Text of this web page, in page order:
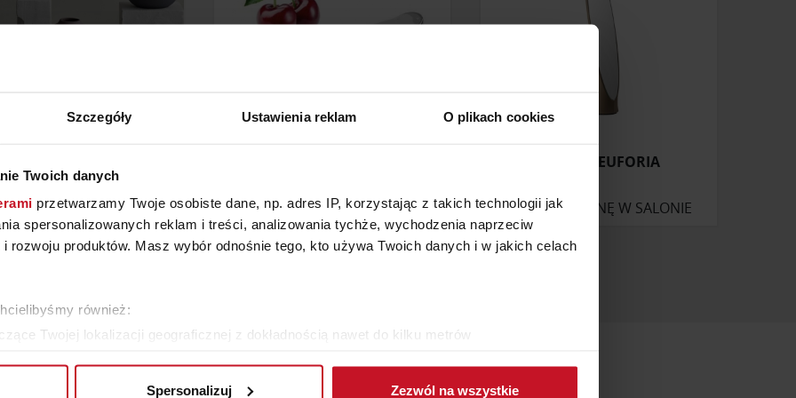
Szczegóły Ustawienia reklam O plikach cookies
Twoich danych
przetwarzamy Twoje osobiste dane, np. adres IP, korzystając z takich technologii jak
spersonalizowanych reklam i treści, analizowania tychże, wychodzenia naprzeciw
rozwoju produktów. Masz wybór odnośnie tego, kto używa Twoich danych i w jakich celach
również:
Twojej lokalizacji geograficznej z dokładnością nawet do kilku metrów
Spersonalizuj Zezwól na wszystkie
BARK
O CENĘ W SALONIE
ZAPYTAJ O CENĘ W SALONIE
LUSTRO EUFORIA
ZAPYTAJ O CENĘ W SALONIE